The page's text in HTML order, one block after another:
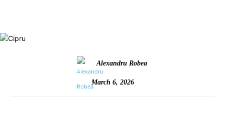
Alexandru Robea
March 6, 2026